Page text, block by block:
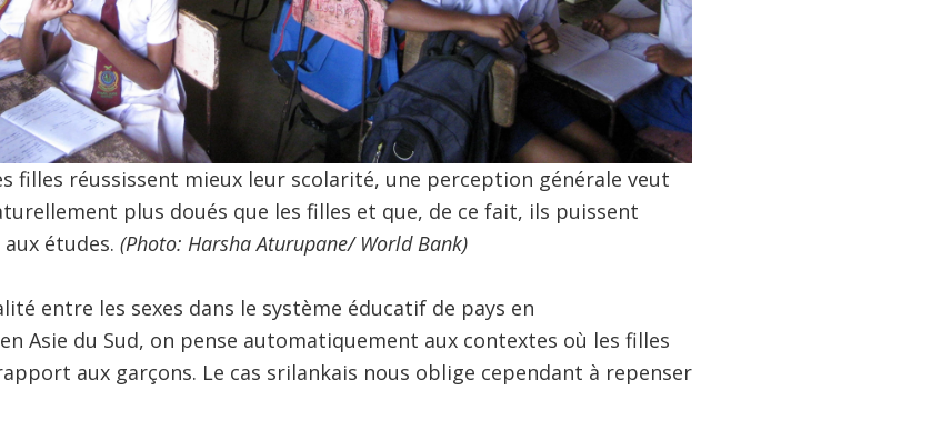
filles réussissent mieux leur scolarité, une perception générale veut
plus doués que les filles et que, de ce fait, ils puissent
études. (Photo: Harsha Aturupane/ World Bank)
entre les sexes dans le système éducatif de pays en
Asie du Sud, on pense automatiquement aux contextes où les filles
aux garçons. Le cas srilankais nous oblige cependant à repenser